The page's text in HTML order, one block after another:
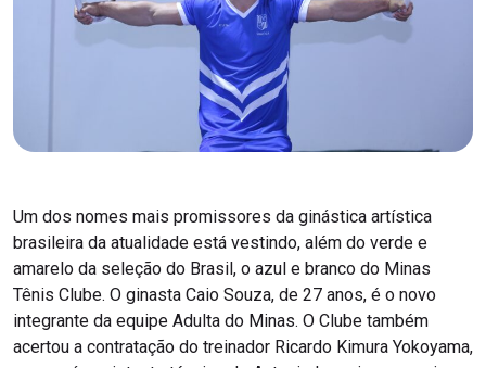
Um dos nomes mais promissores da ginástica artística
brasileira da atualidade está vestindo, além do verde e
amarelo da seleção do Brasil, o azul e branco do Minas
Tênis Clube. O ginasta Caio Souza, de 27 anos, é o novo
integrante da equipe Adulta do Minas. O Clube também
acertou a contratação do treinador Ricardo Kimura Yokoyama,